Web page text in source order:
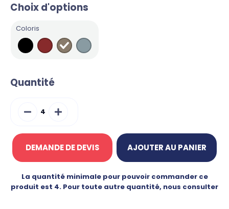
Choix d'options
Coloris
Quantité
DEMANDE DE DEVIS AJOUTER AU PANIER
La quantité minimale pour pouvoir commander ce
produit est 4. Pour toute autre quantité, nous consulter